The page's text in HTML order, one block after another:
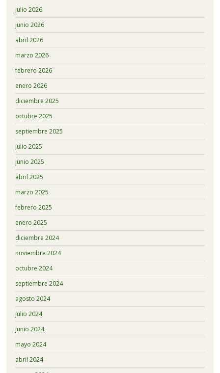
julio 2026
junio 2026
abril 2026
marzo 2026
febrero 2026
enero 2026
diciembre 2025
octubre 2025
septiembre 2025
julio 2025
junio 2025
abril 2025
marzo 2025
febrero 2025
enero 2025
diciembre 2024
noviembre 2024
octubre 2024
septiembre 2024
agosto 2024
julio 2024
junio 2024
mayo 2024
abril 2024